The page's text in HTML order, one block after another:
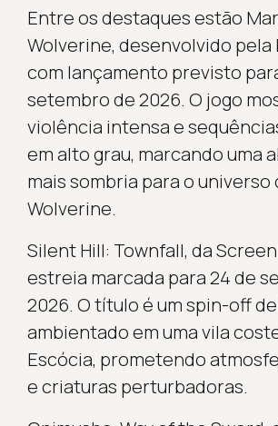
Entre os destaques estão
Wolverine, desenvolvido pela
com lançamento previsto
setembro de 2026. O jogo
violência intensa e
em alto grau, marcando uma
mais sombria para o universo
Wolverine.
Silent Hill: Townfall, da
estreia marcada para 24 de
2026. O título é um spin-off
ambientado em uma vila
Escócia, prometendo
e criaturas perturbadoras.